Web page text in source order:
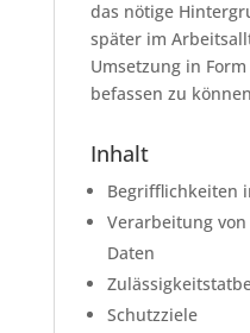
das nötige
später im
Umsetzung in Form
befassen zu
Inhalt
Begrifflichkeiten
Verarbeitung
Daten
Schutzziele